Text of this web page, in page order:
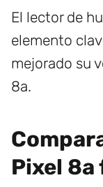
El lector de
elemento
mejorado su
8a.
Pixel 8a